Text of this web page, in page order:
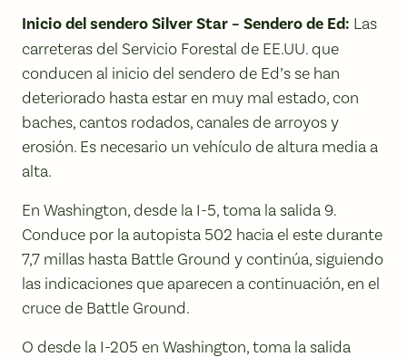
Inicio del sendero Silver Star – Sendero de Ed: Las
carreteras del Servicio Forestal de EE.UU. que
conducen al inicio del sendero de Ed’s se han
deteriorado hasta estar en muy mal estado, con
baches, cantos rodados, canales de arroyos y
erosión. Es necesario un vehículo de altura media a
alta.
En Washington, desde la I-5, toma la salida 9.
Conduce por la autopista 502 hacia el este durante
7,7 millas hasta Battle Ground y continúa, siguiendo
las indicaciones que aparecen a continuación, en el
cruce de Battle Ground.
O desde la I-205 en Washington, toma la salida